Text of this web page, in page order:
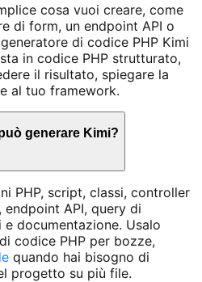
cosa vuoi creare, come
di form, un endpoint API o
di codice PHP Kimi
in codice PHP strutturato,
il risultato, spiegare la
al tuo framework.
generare Kimi?
PHP, script, classi, controller
endpoint API, query di
documentazione. Usalo
codice PHP per bozze,
quando hai bisogno di
progetto su più file.